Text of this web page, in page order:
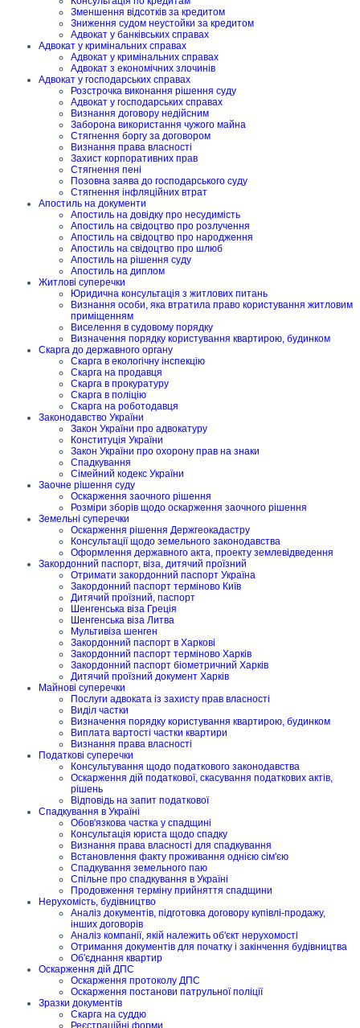
Зменшення відсотків за кредитом
Зниження судом неустойки за кредитом
Адвокат у банківських справах
Адвокат у кримінальних справах
Адвокат у кримінальних справах
Адвокат з економічних злочинів
Адвокат у господарських справах
Розстрочка виконання рішення суду
Адвокат у господарських справах
Визнання договору недійсним
Заборона використання чужого майна
Стягнення боргу за договором
Визнання права власності
Захист корпоративних прав
Стягнення пені
Позовна заява до господарського суду
Стягнення інфляційних втрат
Апостиль на документи
Апостиль на довідку про несудимість
Апостиль на свідоцтво про розлучення
Апостиль на свідоцтво про народження
Апостиль на свідоцтво про шлюб
Апостиль на рішення суду
Апостиль на диплом
Житлові суперечки
Юридична консультація з житлових питань
Визнання особи, яка втратила право користування житловим
приміщенням
Виселення в судовому порядку
Визначення порядку користування квартирою, будинком
Скарга до державного органу
Скарга в екологічну інспекцію
Скарга на продавця
Скарга в прокуратуру
Скарга в поліцію
Скарга на роботодавця
Законодавство України
Закон України про адвокатуру
Конституція України
Закон України про охорону прав на знаки
Спадкування
Сімейний кодекс України
Заочне рішення суду
Оскарження заочного рішення
Розміри зборів щодо оскарження заочного рішення
Земельні суперечки
Оскарження рішення Держгеокадастру
Консультації щодо земельного законодавства
Оформлення державного акта, проекту землевідведення
Закордонний паспорт, віза, дитячий проїзний
Отримати закордонний паспорт Україна
Закордонний паспорт терміново Київ
Дитячий проїзний, паспорт
Шенгенська віза Греція
Шенгенська віза Литва
Мультивіза шенген
Закордонний паспорт в Харкові
Закордонний паспорт терміново Харків
Закордонний паспорт біометричний Харків
Дитячий проїзний документ Харків
Майнові суперечки
Послуги адвоката із захисту прав власності
Виділ частки
Визначення порядку користування квартирою, будинком
Виплата вартості частки квартири
Визнання права власності
Податкові суперечки
Консультування щодо податкового законодавства
Оскарження дій податкової, скасування податкових актів,
рішень
Відповідь на запит податкової
Спадкування в Україні
Обов'язкова частка у спадщині
Консультація юриста щодо спадку
Визнання права власності для спадкування
Встановлення факту проживання однією сім'єю
Спадкування земельного паю
Спільне про спадкування в Україні
Продовження терміну прийняття спадщини
Нерухомість, будівництво
Аналіз документів, підготовка договору купівлі-продажу,
інших договорів
Аналіз компанії, якій належить об'єкт нерухомості
Отримання документів для початку і закінчення будівництва
Об'єднання квартир
Оскарження дій ДПС
Оскарження протоколу ДПС
Оскарження постанови патрульної поліції
Зразки документів
Скарга на суддю
Реєстраційні форми